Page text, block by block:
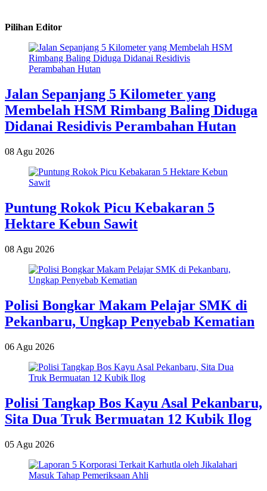
Pilihan Editor
Jalan Sepanjang 5 Kilometer yang
Membelah HSM Rimbang Baling Diduga
Didanai Residivis Perambahan Hutan
08 Agu 2026
Puntung Rokok Picu Kebakaran 5
Hektare Kebun Sawit
08 Agu 2026
Polisi Bongkar Makam Pelajar SMK di
Pekanbaru, Ungkap Penyebab Kematian
06 Agu 2026
Polisi Tangkap Bos Kayu Asal Pekanbaru,
Sita Dua Truk Bermuatan 12 Kubik Ilog
05 Agu 2026